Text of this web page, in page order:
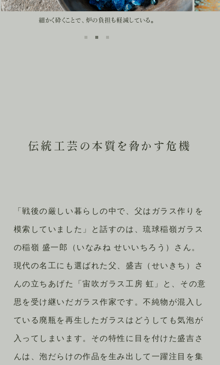
細かく砕くことで、炉の負担も軽減している。
独特の柔らかな風合いが琉球ガラスの特徴。
伝統工芸の本質を脅かす危機
「戦後の厳しい暮らしの中で、父はガラス作りを
模索していました」と話すのは、琉球稲嶺ガラス
の稲嶺 盛一郎（いなみね せいいちろう）さん。
現代の名工にも選ばれた父、盛吉（せいきち）さ
んの立ちあげた「宙吹ガラス工房 虹」と、その意
思を受け継いだガラス作家です。不純物が混入し
ている廃瓶を再生したガラスはどうしても気泡が
入ってしまいます。その特性に目を付けた盛吉さ
んは、泡だらけの作品を生み出して一躍注目を集